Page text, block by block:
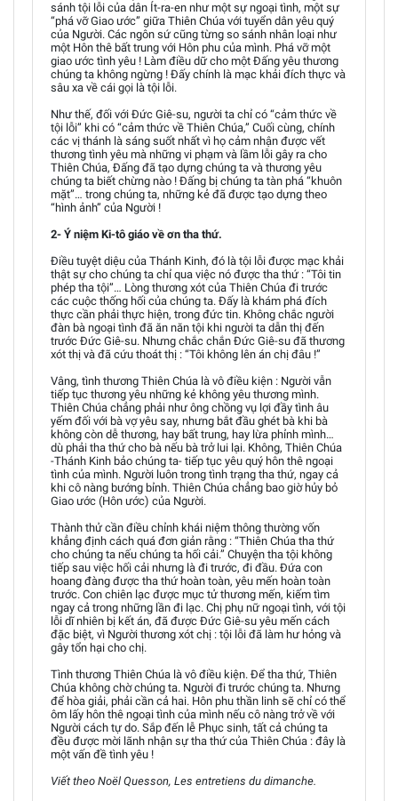
sánh tội lỗi của dân Ít-ra-en như một sự ngoại tình, một sự
“phá vỡ Giao ước” giữa Thiên Chúa với tuyển dân yêu quý
của Người. Các ngôn sứ cũng từng so sánh nhân loại như
một Hôn thê bất trung với Hôn phu của mình. Phá vỡ một
giao ước tình yêu ! Làm điều dữ cho một Đấng yêu thương
chúng ta không ngừng ! Đấy chính là mạc khải đích thực và
sâu xa về cái gọi là tội lỗi.
Như thế, đối với Đức Giê-su, người ta chỉ có “cảm thức về
tội lỗi” khi có “cảm thức về Thiên Chúa,” Cuối cùng, chính
các vị thánh là sáng suốt nhất vì họ cảm nhận được vết
thương tình yêu mà những vi phạm và lầm lỗi gây ra cho
Thiên Chúa, Đấng đã tạo dựng chúng ta và thương yêu
chúng ta biết chừng nào ! Đấng bị chúng ta tàn phá “khuôn
mặt”… trong chúng ta, những kẻ đã được tạo dựng theo
“hình ảnh” của Người !
2- Ý niệm Ki-tô giáo về ơn tha thứ.
Điều tuyệt diệu của Thánh Kinh, đó là tội lỗi được mạc khải
thật sự cho chúng ta chỉ qua việc nó được tha thứ : “Tôi tin
phép tha tội”… Lòng thương xót của Thiên Chúa đi trước
các cuộc thống hối của chúng ta. Đấy là khám phá đích
thực cần phải thực hiện, trong đức tin. Không chắc người
đàn bà ngoại tình đã ăn năn tội khi người ta dẫn thị đến
trước Đức Giê-su. Nhưng chắc chắn Đức Giê-su đã thương
xót thị và đã cứu thoát thị : “Tôi không lên án chị đâu !”
Vâng, tình thương Thiên Chúa là vô điều kiện : Người vẫn
tiếp tục thương yêu những kẻ không yêu thương mình.
Thiên Chúa chẳng phải như ông chồng vụ lợi đầy tình âu
yếm đối với bà vợ yêu say, nhưng bắt đầu ghét bà khi bà
không còn dễ thương, hay bất trung, hay lừa phỉnh mình…
dù phải tha thứ cho bà nếu bà trở lui lại. Không, Thiên Chúa
-Thánh Kinh bảo chúng ta- tiếp tục yêu quý hôn thê ngoại
tình của mình. Người luôn trong tình trạng tha thứ, ngay cả
khi cô nàng bướng bỉnh. Thiên Chúa chẳng bao giờ hủy bỏ
Giao ước (Hôn ước) của Người.
Thành thử cần điều chỉnh khái niệm thông thường vốn
khẳng định cách quá đơn giản rằng : “Thiên Chúa tha thứ
cho chúng ta nếu chúng ta hối cải.” Chuyện tha tội không
tiếp sau việc hối cải nhưng là đi trước, đi đầu. Đứa con
hoang đàng được tha thứ hoàn toàn, yêu mến hoàn toàn
trước. Con chiên lạc được mục tử thương mến, kiếm tìm
ngay cả trong những lần đi lạc. Chị phụ nữ ngoại tình, với tội
lỗi dĩ nhiên bị kết án, đã được Đức Giê-su yêu mến cách
đặc biệt, vì Người thương xót chị : tội lỗi đã làm hư hỏng và
gây tổn hại cho chị.
Tình thương Thiên Chúa là vô điều kiện. Để tha thứ, Thiên
Chúa không chờ chúng ta. Người đi trước chúng ta. Nhưng
để hòa giải, phải cần cả hai. Hôn phu thần linh sẽ chỉ có thể
ôm lấy hôn thê ngoại tình của mình nếu cô nàng trở về với
Người cách tự do. Sắp đến lễ Phục sinh, tất cả chúng ta
đều được mời lãnh nhận sự tha thứ của Thiên Chúa : đây là
một vấn đề tình yêu !
Viết theo Noël Quesson, Les entretiens du dimanche.